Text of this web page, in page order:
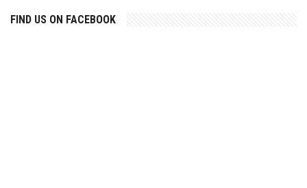
FIND US ON FACEBOOK